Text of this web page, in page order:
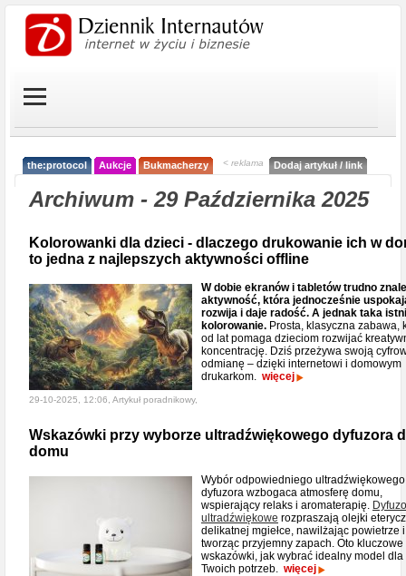
the:protocol Aukcje Bukmacherzy < reklama Dodaj artykuł / link
Archiwum - 29 Października 2025
Kolorowanki dla dzieci - dlaczego drukowanie ich w
to jedna z najlepszych aktywności offline
W dobie ekranów i tabletów trudno
aktywność, która jednocześnie
rozwija i daje radość. A jednak taka
kolorowanie. Prosta, klasyczna zabawa,
od lat pomaga dzieciom rozwijać
koncentrację. Dziś przeżywa swoją
odmianę – dzięki internetowi i domowym
drukarkom. więcej
29-10-2025, 12:06, Artykuł poradnikowy,
Wskazówki przy wyborze ultradźwiękowego dyfuzora
domu
Wybór odpowiedniego ultradźwiękowego
dyfuzora wzbogaca atmosferę domu,
wspierający relaks i aromaterapię.
ultradźwiękowe rozpraszają olejki
delikatnej mgiełce, nawilżając powietrze i
tworząc przyjemny zapach. Oto kluczowe
wskazówki, jak wybrać idealny model dla
Twoich potrzeb. więcej